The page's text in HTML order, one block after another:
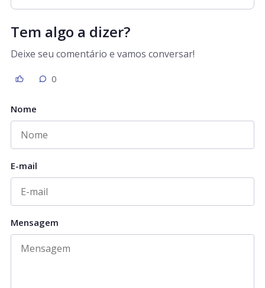
Tem algo a dizer?
Deixe seu comentário e vamos conversar!
0
Nome
E-mail
Mensagem